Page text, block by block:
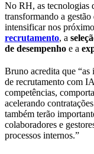
No RH, as tecnologias
transformando a gestão
intensificar nos
recrutamento, a
de desempenho e a
Bruno acredita que “as
de recrutamento com
competências,
acelerando
também terão
colaboradores e
processos internos.”